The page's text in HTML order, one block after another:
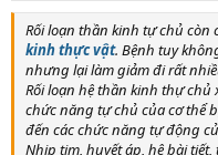
Rối loạn thần kinh tự chủ còn
kinh thực vật. Bệnh tuy
nhưng lại làm giảm đi rất
Rối loạn hệ thần kinh thự chủ
chức năng tự chủ của cơ thể
đến các chức năng tự động
Nhịp tim, huyết áp, hệ bài tiết,